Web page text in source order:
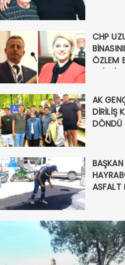
Parti’nin
Aydın
CHP
ÖZLEM
EDİLDİ
AK
DİRİLİŞ
DÖNDÜ
ASFALT